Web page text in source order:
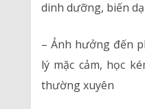
dinh dưỡng, biến
– Ảnh hưởng đến
lý mặc cảm, học
thường xuyên